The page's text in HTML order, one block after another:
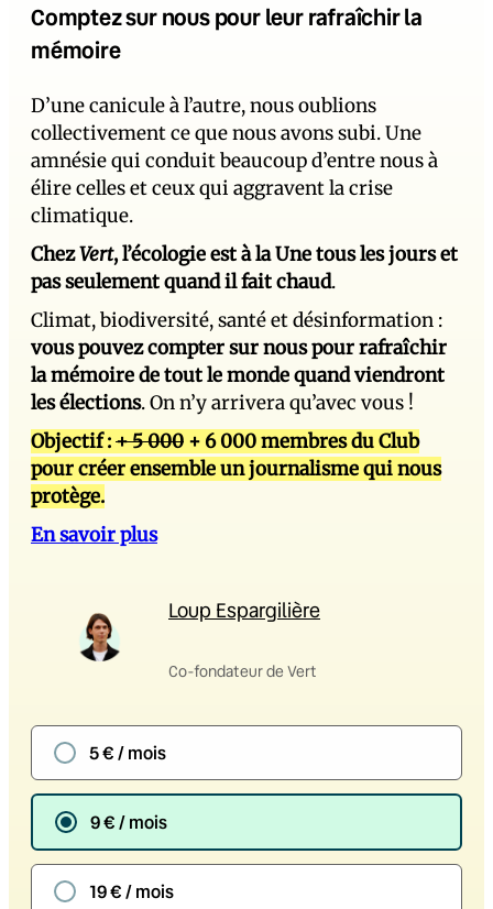
Comptez sur nous pour leur rafraîchir la
mémoire
D’une canicule à l’autre, nous oublions
collectivement ce que nous avons subi. Une
amnésie qui conduit beaucoup d’entre nous à
élire celles et ceux qui aggravent la crise
climatique.
ChezVert, l’écologie est à la Une tous les jours et
pas seulement quand il fait chaud.
Climat, biodiversité, santé et désinformation :
vous pouvez compter sur nous pour rafraîchir
la mémoire de tout le monde quand viendront
les élections. On n’y arrivera qu’avec vous !
Objectif :+ 5 000 + 6 000 membres du Club
pour créer ensemble un journalisme qui nous
protège.
En savoir plus
Loup Espargilière
Co-fondateur de Vert
5 € / mois
9 € / mois
19 € / mois